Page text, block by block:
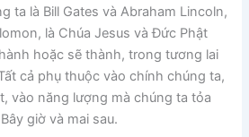
ta là Bill Gates và Abraham Lincoln,
là Chúa Jesus và Đức Phật
hoặc sẽ thành, trong tương lai
cả phụ thuộc vào chính chúng ta,
vào năng lượng mà chúng ta tỏa
giờ và mai sau.